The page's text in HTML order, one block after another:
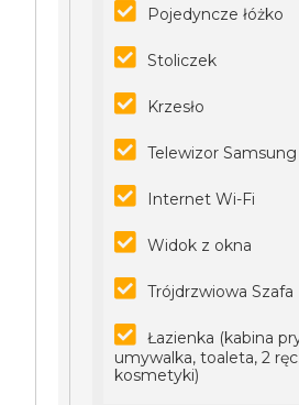
Pojedyncze łóżko
Stoliczek
Krzesło
Telewizor
Internet Wi-Fi
Widok z okna
Trójdrzwiowa Szafa
Łazienka (kabina
umywalka, toaleta, 2
kosmetyki)